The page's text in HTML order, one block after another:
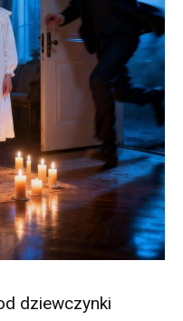
dziewczynki